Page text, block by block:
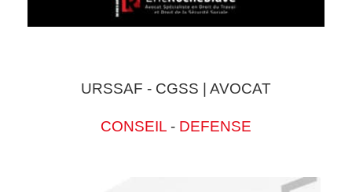
URSSAF - CGSS | AVOCAT
CONSEIL - DEFENSE